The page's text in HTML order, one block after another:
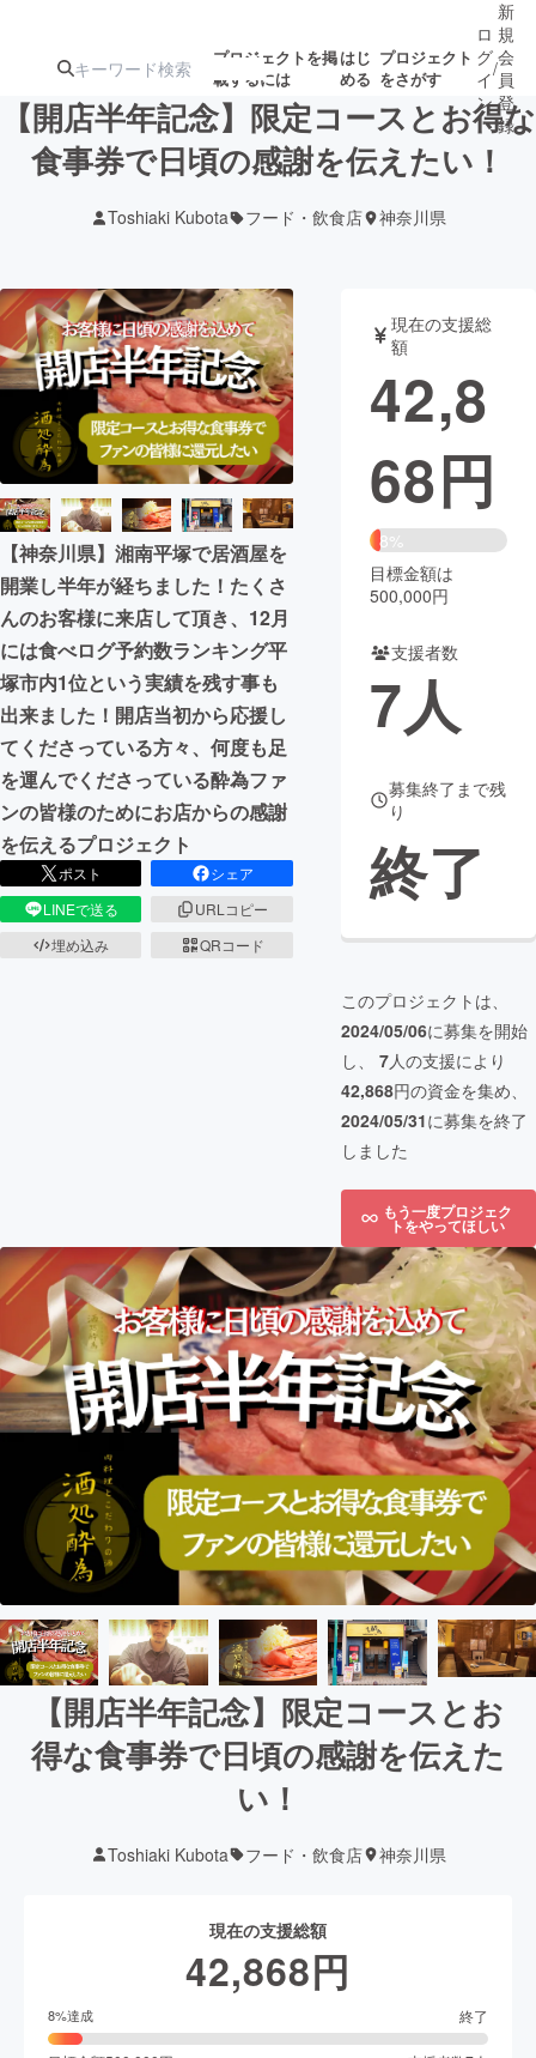
プロジェクトを掲
載するには
はじ
める
プロジェクト
をさがす
ターン
ジェクト
募集終了が近いプ
ロジェクト
されます
アート・写真 音楽
テクノロジー・ガジェット ゲーム・
映像・映画 書籍・雑誌
ビジネス・起業 チャレンジ
まちづくり・地域活性化
CAMPFIRE for Social Good
CAMPFIRE Creation
CAMPFIREふるさと納税
コミュニティ
ロ
グ
イ
ン
/
新
規
会
員
登
録
【開店半年記念】限定コースとお得な
食事券で日頃の感謝を伝えたい！
Toshiaki Kubota フード・飲食店 神奈川県
【神奈川県】湘南平塚で居酒屋を
開業し半年が経ちました！たくさ
んのお客様に来店して頂き、12月
には食べログ予約数ランキング平
塚市内1位という実績を残す事も
出来ました！開店当初から応援し
てくださっている方々、何度も足
を運んでくださっている酔為ファ
ンの皆様のためにお店からの感謝
を伝えるプロジェクト
ポスト
シェア
LINEで送る
URLコピー
埋め込み
QRコード
現在の支援総
額
42,8
68円
8%
目標金額は
500,000円
支援者数
7人
募集終了まで残
り
終了
このプロジェクトは、
2024/05/06に募集を開始
し、 7人の支援により
42,868円の資金を集め、
2024/05/31に募集を終了
しました
もう一度プロジェク
トをやってほしい
【開店半年記念】限定コースとお
得な食事券で日頃の感謝を伝えた
い！
Toshiaki Kubota フード・飲食店 神奈川県
現在の支援総額
42,868円
8%達成 終了